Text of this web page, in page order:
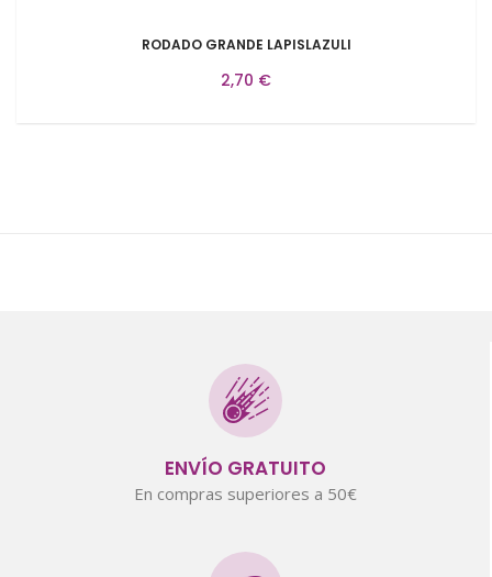
RODADO GRANDE LAPISLAZULI
2,70 €
ENVÍO GRATUITO
En compras superiores a 50€